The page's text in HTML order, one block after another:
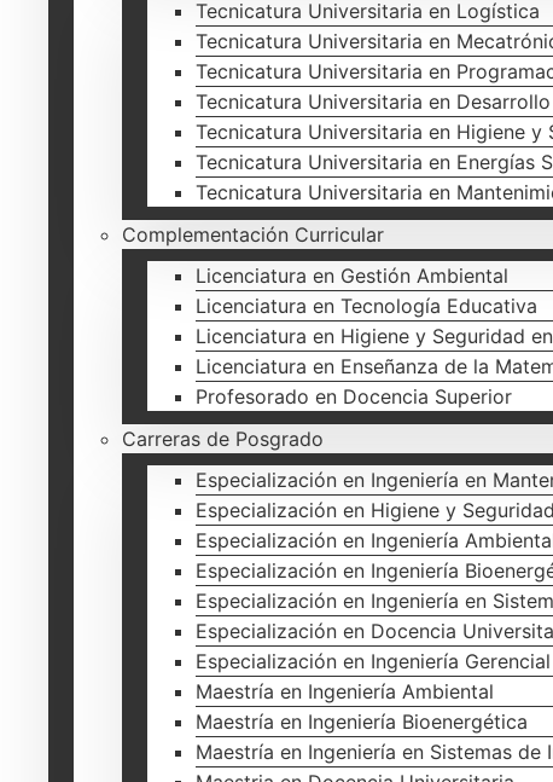
Tecnicatura Universitaria en Logística
Tecnicatura Universitaria en
Tecnicatura Universitaria en
Tecnicatura Universitaria en
Tecnicatura Universitaria en Higiene y
Tecnicatura Universitaria en Energías
Tecnicatura Universitaria en
Complementación Curricular
Licenciatura en Gestión Ambiental
Licenciatura en Tecnología Educativa
Licenciatura en Higiene y Seguridad
Licenciatura en Enseñanza de la
Profesorado en Docencia Superior
Carreras de Posgrado
Especialización en Ingeniería en
Especialización en Higiene y
Especialización en Ingeniería
Especialización en Ingeniería
Especialización en Ingeniería en
Especialización en Docencia
Especialización en Ingeniería Gerencial
Maestría en Ingeniería Ambiental
Maestría en Ingeniería Bioenergética
Maestría en Ingeniería en Sistemas de